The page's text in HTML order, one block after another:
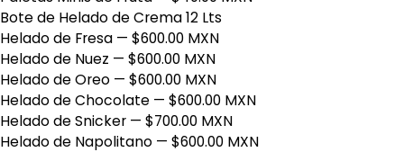
Bote de Helado de Crema 12 Lts
Helado de Fresa — $600.00 MXN
Helado de Nuez — $600.00 MXN
Helado de Oreo — $600.00 MXN
Helado de Chocolate — $600.00 MXN
Helado de Snicker — $700.00 MXN
Helado de Napolitano — $600.00 MXN